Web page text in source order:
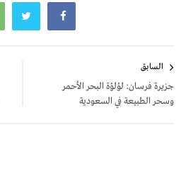
المقالات
السابق
جزيرة فرسان: لؤلؤة البحر الأحمر
وسحر الطبيعة في السعودية